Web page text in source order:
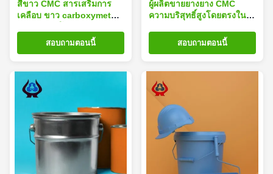
สีขาว CMC สารเสริมการ
เคลือบ ขาว carboxymethyl
สอบถามตอนนี้
ผู้ผลิตขายยางยาง CMC
ความบริสุทธิ์สูงโดยตรงใน
สอบถามตอนนี้